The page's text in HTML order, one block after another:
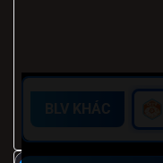
BLV KHÁC